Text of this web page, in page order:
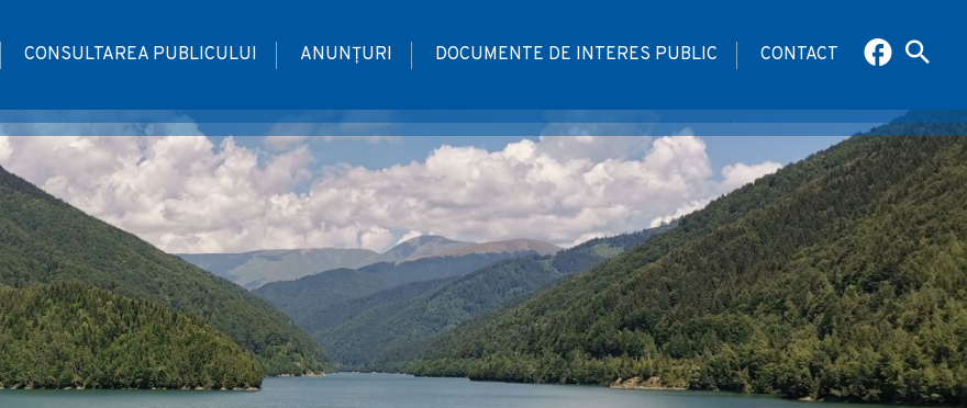
CONSULTAREA PUBLICULUI ANUNȚURI DOCUMENTE DE INTERES PUBLIC CONTACT